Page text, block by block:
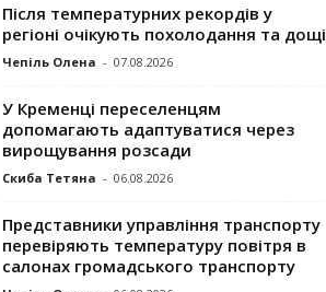
Після температурних рекордів у
регіоні очікують похолодання та дощі
Чепіль Олена - 07.08.2026
У Кременці переселенцям
допомагають адаптуватися через
вирощування розсади
Скиба Тетяна - 06.08.2026
Представники управління транспорту
перевіряють температуру повітря в
салонах громадського транспорту